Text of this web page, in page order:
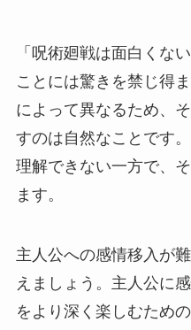
「呪術廻戦は面白くな
ことには驚きを禁じ得
によって異なるため、
すのは自然なことです
理解できない一方で、
ます。
主人公への感情移入が
えましょう。主人公に
をより深く楽しむため